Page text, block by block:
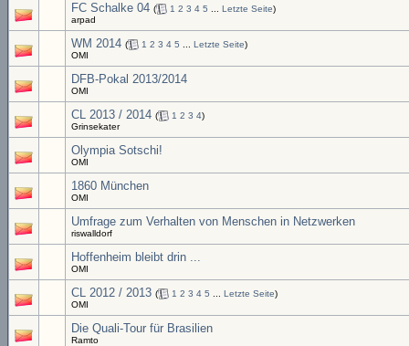
FC Schalke 04 ( 1 2 3 4 5 Letzte Seite)
arpad
WM 2014 ( 1 2 3 4 5 Letzte Seite)
OMI
DFB-Pokal 2013/2014
OMI
CL 2013 / 2014 ( 1 2 3 4)
Grinsekater
Olympia Sotschi!
OMI
1860 München
OMI
Umfrage zum Verhalten von Menschen in Netzwerken
riswalldorf
Hoffenheim bleibt drin ...
OMI
CL 2012 / 2013 ( 1 2 3 4 5 Letzte Seite)
OMI
Die Quali-Tour für Brasilien
Ramto